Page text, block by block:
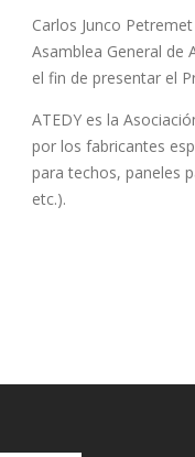
Carlos Junco
Asamblea General de
el fin de presentar el
ATEDY es la
por los fabricantes
para techos, paneles
etc.).